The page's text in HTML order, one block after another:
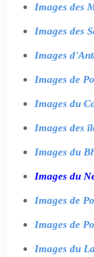
Images des
Images des
Images
Images de
Images du
Images des
Images du
Images du
Images de
Images de
Images du